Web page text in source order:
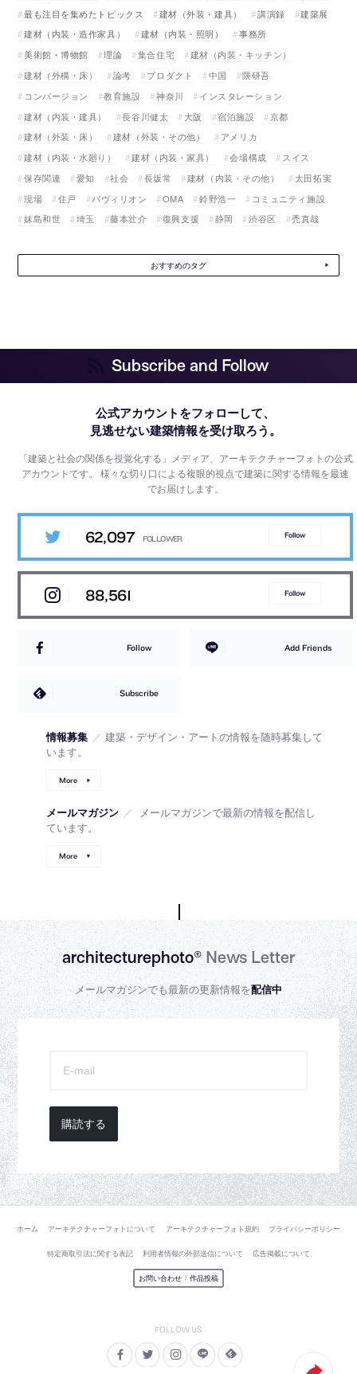
最も注目を集めたトピックス
建材（外装・建具） 講演録
建築展
建材（内装・造作家具）
建材（内装・照明）
事務所
美術館・博物館
理論 集合住宅
建材（内装・キッチン）
建材（外構・床）
論考 プロダクト 中国
隈研吾
コンバージョン
教育施設 神奈川
インスタレーション
建材（内装・建具）
長谷川健太 大阪 宿泊施設
京都
建材（外装・床）
建材（外装・その他）
アメリカ
建材（内装・水廻り）
建材（内装・家具） 会場構成
スイス
保存関連
愛知 社会 長坂常 建材（内装・その他）
太田拓実
現場
住戸 パヴィリオン OMA 鈴野浩一
コミュニティ施設
妹島和世
埼玉 藤本壮介 復興支援 静岡 渋谷区 禿真哉
おすすめのタグ
Subscribe and Follow
公式アカウントをフォローして、
見逃せない建築情報を受け取ろう。
「建築と社会の関係を視覚化する」メディア、アーキテクチャーフォトの公式
アカウントです。様々な切り口による複眼的視点で建築に関する情報を最速
でお届けします。
62,097 Follow
88,561 Follow
Follow Add Friends
Subscribe
情報募集 ／ 建築・デザイン・アートの情報を随時募集して
います。
More
メールマガジン ／
メールマガジンで最新の情報を配信し
ています。
More
architecturephoto®News Letter
メールマガジンでも最新の更新情報を配信中
購読する
ホーム アーキテクチャーフォトについて アーキテクチャーフォト規約 プライバシーポリシー
特定商取引法に関する表記 利用者情報の外部送信について 広告掲載について
お問い合わせ / 作品投稿